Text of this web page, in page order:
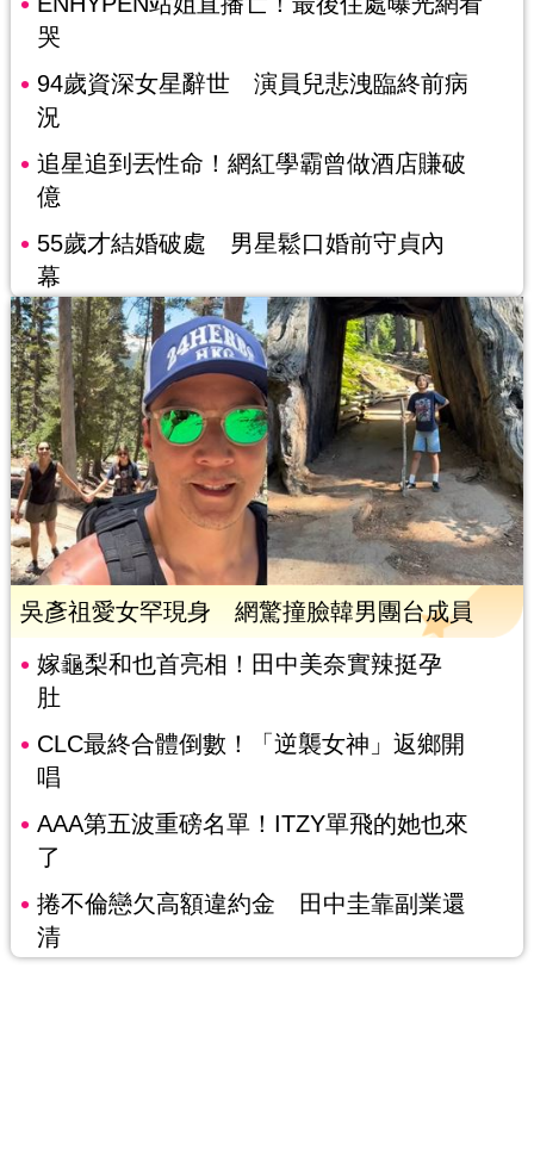
哭
94歲資深女星辭世 演員兒悲洩臨終前病
況
追星追到丟性命！網紅學霸曾做酒店賺破
億
55歲才結婚破處 男星鬆口婚前守貞內
幕
吳彥祖愛女罕現身 網驚撞臉韓男團台成員
嫁龜梨和也首亮相！田中美奈實辣挺孕
肚
CLC最終合體倒數！「逆襲女神」返鄉開
唱
AAA第五波重磅名單！ITZY單飛的她也來
了
捲不倫戀欠高額違約金 田中圭靠副業還
清